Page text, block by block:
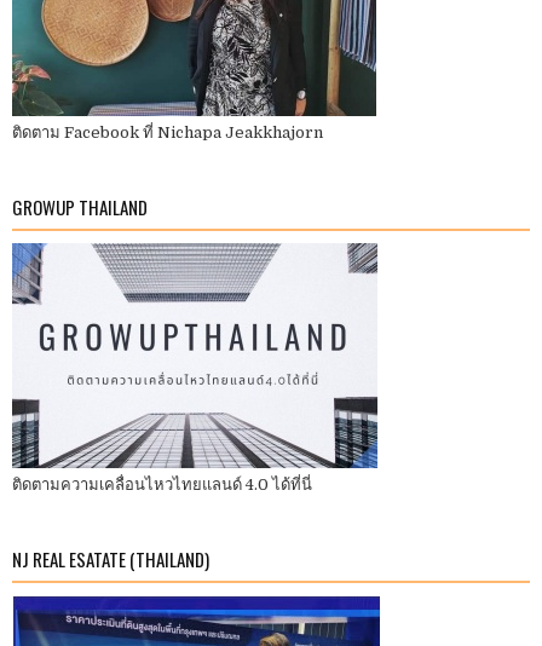
ติดตาม Facebook ที่ Nichapa Jeakkhajorn
GROWUP THAILAND
ติดตามความเคลื่อนไหวไทยแลนด์ 4.0 ได้ที่นี่
NJ REAL ESATATE (THAILAND)